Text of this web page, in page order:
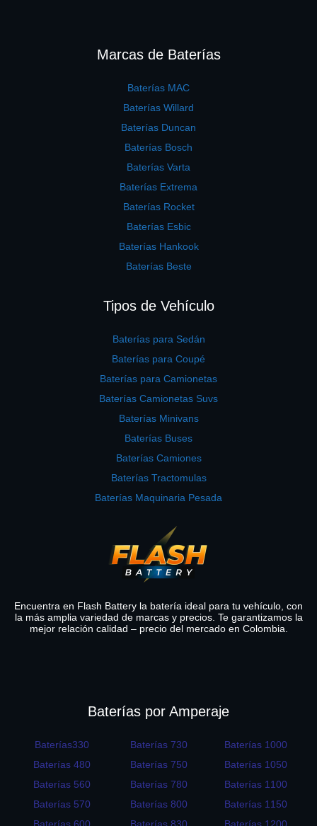
Marcas de Baterías
Baterías MAC
Baterías Willard
Baterías Duncan
Baterías Bosch
Baterías Varta
Baterías Extrema
Baterías Rocket
Baterías Esbic
Baterías Hankook
Baterías Beste
Tipos de Vehículo
Baterías para Sedán
Baterías para Coupé
Baterías para Camionetas
Baterías Camionetas Suvs
Baterías Minivans
Baterías Buses
Baterías Camiones
Baterías Tractomulas
Baterías Maquinaria Pesada
Encuentra en Flash Battery la batería ideal para tu vehículo, con
la más amplia variedad de marcas y precios. Te garantizamos la
mejor relación calidad – precio del mercado en Colombia.
Baterías por Amperaje
Baterías330
Baterías 480
Baterías 560
Baterías 570
Baterías 730
Baterías 750
Baterías 780
Baterías 800
Baterías 1000
Baterías 1050
Baterías 1100
Baterías 1150